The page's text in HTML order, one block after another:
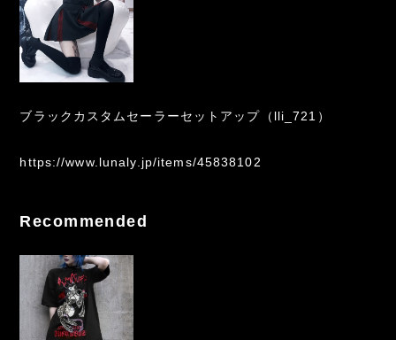
ブラックカスタムセーラーセットアップ（lli_721）
https://www.lunaly.jp/items/45838102
Recommended